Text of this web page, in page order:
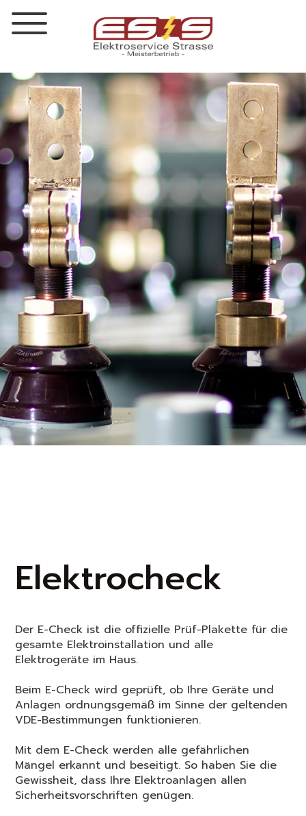
Elektrocheck
Der E-Check ist die offizielle Prüf-Plakette für die
gesamte Elektro­in­stallation und alle
Elektrogeräte im Haus.
Beim E-Check wird geprüft, ob Ihre Geräte und
Anlagen ord­nungs­gemäß im Sinne der geltenden
VDE-Bestimmungen funktionieren.
Mit dem E-Check werden alle gefährlichen
Mängel erkannt und be­seitigt. So haben Sie die
Gewissheit, dass Ihre Elektroanlagen allen
Sicherheitsvorschriften genügen.